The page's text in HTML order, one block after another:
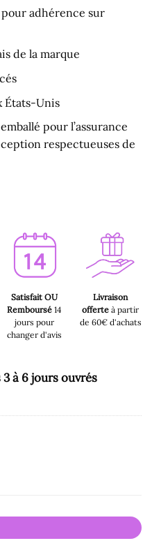
adhérence sur
de la marque
États-Unis
pour l’assurance
respectueuses de
Satisfait OU
Remboursé14
jours pour
changer d'avis
Livraison
offerte à partir
de 60€ d'achats
à 6 jours ouvrés